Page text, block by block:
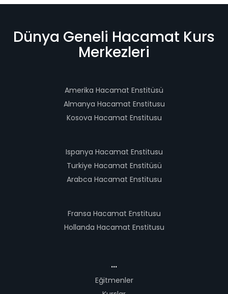
Dünya Geneli Hacamat Kurs
Merkezleri
Amerika Hacamat Enstitüsü
Almanya Hacamat Enstitusu
Kosova Hacamat Enstitusu
Ispanya Hacamat Enstitusu
Turkiye Hacamat Enstitüsü
Arabca Hacamat Enstitusu
Fransa Hacamat Enstitusu
Hollanda Hacamat Enstitusu
...
Eğitmenler